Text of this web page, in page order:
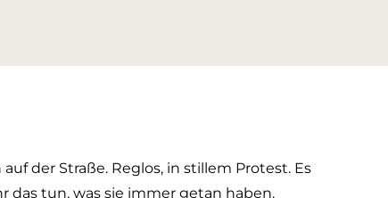
der Straße. Reglos, in stillem Protest. Es
das tun, was sie immer getan haben.